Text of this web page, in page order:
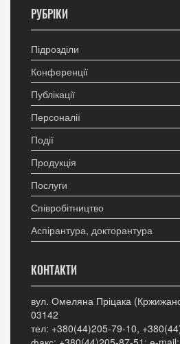
РУБРІКИ
Підрозділи
Конференції
Публікації
Персоналії
Події
Продукція
Послуги
Співробітництво
Аспірантура, докторантура
КОНТАКТИ
вул. Омеляна Пріцака
03142
тел: +380(44)205-79-10,